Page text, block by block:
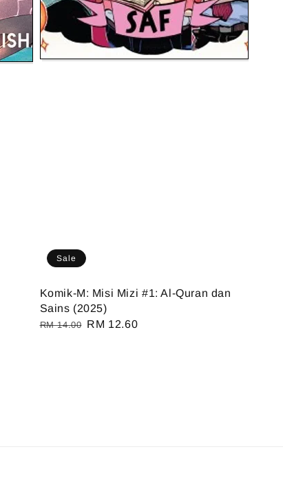
Sale
Komik-M: Misi Mizi #1: Al-Quran dan
Sains (2025)
Regular
RM 14.00
Sale
RM 12.60